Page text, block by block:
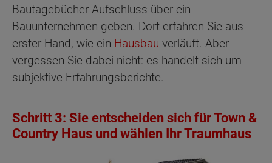
Bautagebücher Aufschluss über ein
Bauunternehmen geben. Dort erfahren Sie aus
erster Hand, wie ein Hausbau verläuft. Aber
vergessen Sie dabei nicht: es handelt sich um
subjektive Erfahrungsberichte.
Schritt 3: Sie entscheiden sich für Town &
Country Haus und wählen Ihr Traumhaus